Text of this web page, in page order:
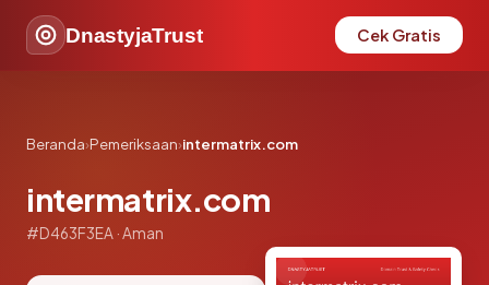
DnastyjaTrust Cek Gratis
Beranda›Pemeriksaan›intermatrix.com
intermatrix.com
#D463F3EA · Aman